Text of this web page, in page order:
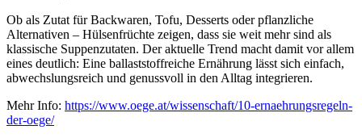
Ob als Zutat für Backwaren, Tofu, Desserts oder pflanzliche
Alternativen – Hülsenfrüchte zeigen, dass sie weit mehr sind als
klassische Suppenzutaten. Der aktuelle Trend macht damit vor allem
eines deutlich: Eine ballaststoffreiche Ernährung lässt sich einfach,
abwechslungsreich und genussvoll in den Alltag integrieren.
Mehr Info: https://www.oege.at/wissenschaft/10-ernaehrungsregeln-
der-oege/